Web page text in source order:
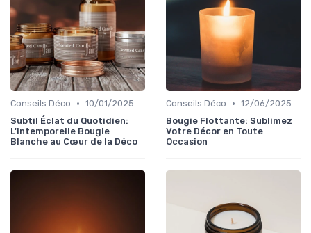
Conseils Déco • 10/01/2025
Subtil Éclat du Quotidien:
L'Intemporelle Bougie
Blanche au Cœur de la Déco
Conseils Déco • 12/06/2025
Bougie Flottante: Sublimez
Votre Décor en Toute
Occasion